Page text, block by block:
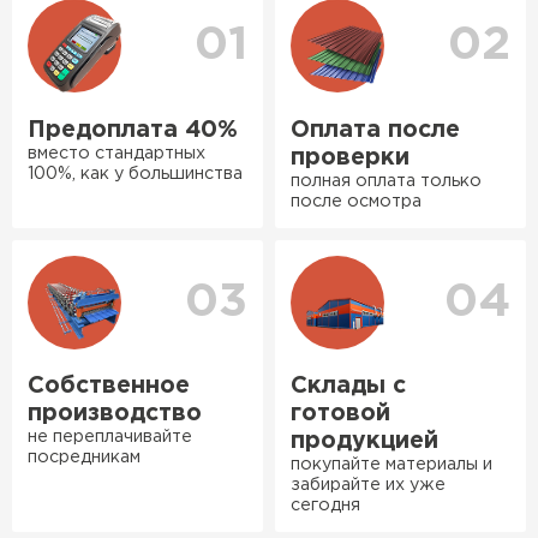
порадовали, всё организовали
оперативно, доставили
вовремя, ничего не перепутали.
сарай с таким подходом
хочется снова обратиться к
Власов
Егор
07.12.2024
Нужен был определённый
утеплитель Ursa для утепления
бани. Материал понравился:
лёгкий, хорошо гнётся, а
главное никакой пыли и
вы можете ознакомиться
с единым тарифом
доставки. Возможны персональные скидки.
01
Предоплата 40%
вместо стандартных
100%, как у большинства
02
Оплата после
проверки
полная оплата только
после осмотра
03
Собственное
производство
не переплачивайте
посредникам
04
Склады с
готовой
продукцией
покупайте материалы и
забирайте их уже
сегодня
ПЕРЕЙТИ